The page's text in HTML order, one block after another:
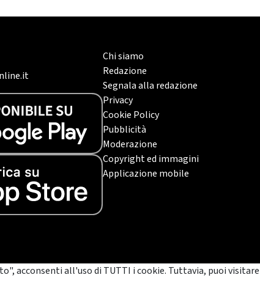
Chi siamo
Redazione
Segnala alla redazione
Privacy
Cookie Policy
Pubblicità
Moderazione
Copyright ed immagini
Applicazione mobile
acconsenti all'uso di TUTTI i cookie. Tuttavia, puoi visitare